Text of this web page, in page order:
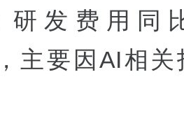
研发费用同
主要因AI相关